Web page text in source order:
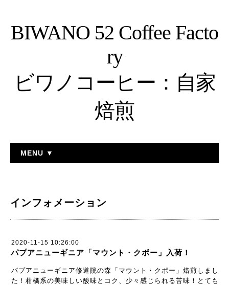
BIWANO 52 Coffee Facto
ry
ビワノコーヒー：自家
焙煎
MENU ▼
インフォメーション
2020-11-15 10:26:00
パプアニューギニア「マウント・クボー」入荷！
パプアニューギニア修道院の森「マウント・クポー」焙煎しまし
た！柑橘系の美味しい酸味とコク、少々感じられる苦味！とても